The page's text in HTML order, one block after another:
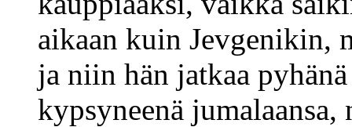
aikaan kuin Jevgenikin,
ja niin hän jatkaa
kypsyneenä